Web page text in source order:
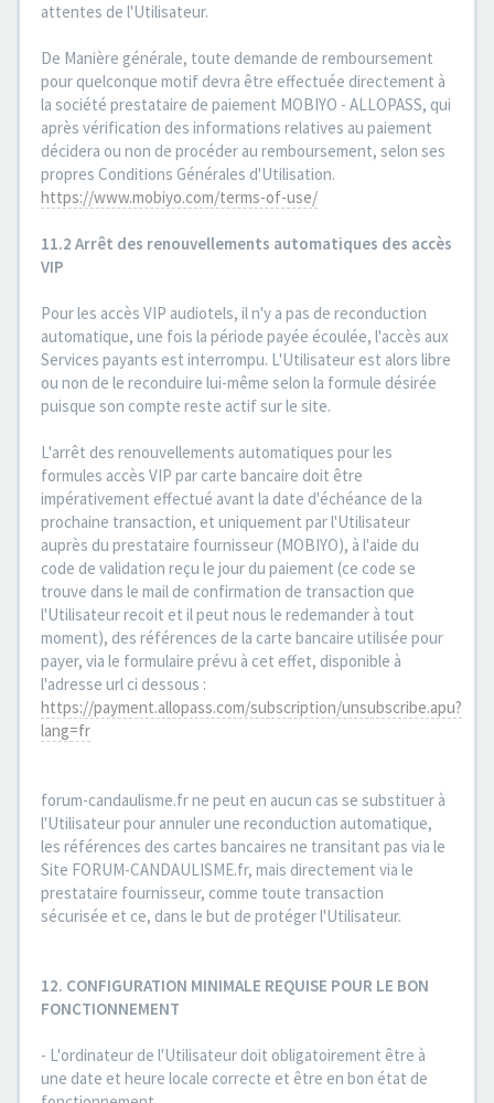
attentes de l'Utilisateur.
De Manière générale, toute demande de remboursement
pour quelconque motif devra être effectuée directement à
la société prestataire de paiement MOBIYO - ALLOPASS, qui
après vérification des informations relatives au paiement
décidera ou non de procéder au remboursement, selon ses
propres Conditions Générales d'Utilisation.
https://www.mobiyo.com/terms-of-use/
11.2 Arrêt des renouvellements automatiques des accès
VIP
Pour les accès VIP audiotels, il n'y a pas de reconduction
automatique, une fois la période payée écoulée, l'accès aux
Services payants est interrompu. L'Utilisateur est alors libre
ou non de le reconduire lui-même selon la formule désirée
puisque son compte reste actif sur le site.
L'arrêt des renouvellements automatiques pour les
formules accès VIP par carte bancaire doit être
impérativement effectué avant la date d'échéance de la
prochaine transaction, et uniquement par l'Utilisateur
auprès du prestataire fournisseur (MOBIYO), à l'aide du
code de validation reçu le jour du paiement (ce code se
trouve dans le mail de confirmation de transaction que
l'Utilisateur recoit et il peut nous le redemander à tout
moment), des références de la carte bancaire utilisée pour
payer, via le formulaire prévu à cet effet, disponible à
l'adresse url ci dessous :
https://payment.allopass.com/subscription/unsubscribe.apu?
lang=fr
forum-candaulisme.fr ne peut en aucun cas se substituer à
l'Utilisateur pour annuler une reconduction automatique,
les références des cartes bancaires ne transitant pas via le
Site FORUM-CANDAULISME.fr, mais directement via le
prestataire fournisseur, comme toute transaction
sécurisée et ce, dans le but de protéger l'Utilisateur.
12. CONFIGURATION MINIMALE REQUISE POUR LE BON
FONCTIONNEMENT
- L'ordinateur de l'Utilisateur doit obligatoirement être à
une date et heure locale correcte et être en bon état de